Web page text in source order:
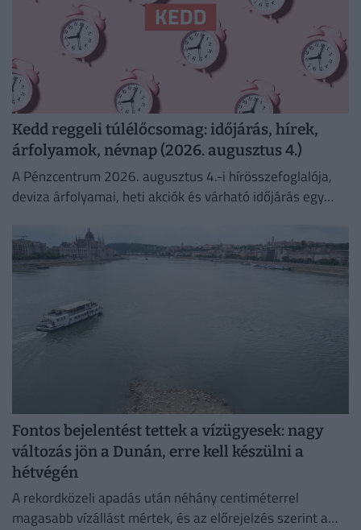
Kedd reggeli túlélőcsomag: időjárás, hírek,
árfolyamok, névnap (2026. augusztus 4.)
A Pénzcentrum 2026. augusztus 4.-i hírösszefoglalója,
deviza árfolyamai, heti akciók és várható időjárás egy
Fontos bejelentést tettek a vízügyesek: nagy
változás jön a Dunán, erre kell készülni a
hétvégén
A rekordközeli apadás után néhány centiméterrel
magasabb vízállást mértek, és az előrejelzés szerint a